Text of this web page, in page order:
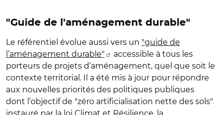
"Guide de l'aménagement durable"
Le référentiel évolue aussi vers un "guide de
l’aménagement durable"
accessible à tous les
porteurs de projets d’aménagement, quel que soit le
contexte territorial. Il a été mis à jour pour répondre
aux nouvelles priorités des politiques publiques
dont l’objectif de "zéro artificialisation nette des sols"
instauré par la loi Climat et Résilience, la